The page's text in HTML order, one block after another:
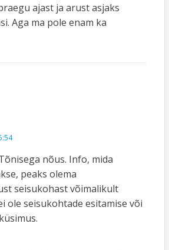
ajast ja arust asjaks
Aga ma pole enam ka
nõus. Info, mida
peaks olema
seisukohast võimalikult
ole seisukohtade esitamise või